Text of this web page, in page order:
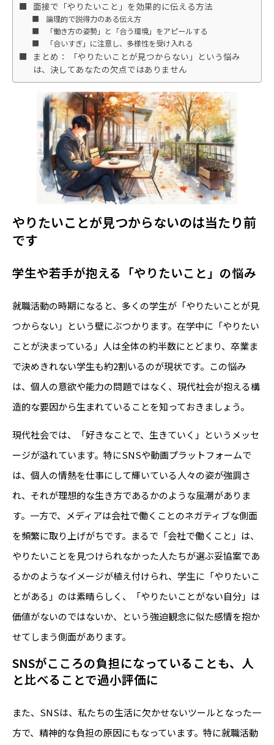
面接で「やりたいこと」を効果的に伝える方法
論理的で説得力のある伝え方
「働き方の姿勢」と「合う環境」をアピールする
「合いすぎ」に注意し、多様性を受け入れる
まとめ： 「やりたいことが見つからない」という悩み
は、決してあなたの欠点ではありません
やりたいことが見つからないのは当たり前
です
学生や若手が抱える「やりたいこと」の悩み
就職活動の時期になると、多くの学生が「やりたいことが見
つからない」という壁にぶつかります。在学中に「やりたい
ことが決まっている」人は全体の約半数にとどまり、卒業ま
で決めきれない学生も約2割いるのが現状です。この悩み
は、個人の意欲や能力の問題ではなく、現代社会が抱える構
造的な要因から生まれていることを知っておきましょう。
現代社会では、「好きなことで、生きていく」というメッセ
ージが溢れています。特にSNSや動画プラットフォームで
は、個人の情熱を仕事にして輝いている人々の姿が強調さ
れ、それが理想的な生き方であるかのような風潮がありま
す。一方で、メディアは会社で働くことのネガティブな側面
を頻繁に取り上げがちです。まるで「会社で働くこと」は、
やりたいことを見つけられなかった人たちが選ぶ妥協案であ
るかのようなイメージが植え付けられ、学生に「やりたいこ
とがある」のは素晴らしく、「やりたいことがない自分」は
価値がないのではないか、という強迫観念に似た感情を抱か
せてしまう側面があります。
SNSがこころの負担になっていることも、人
と比べることで過小評価に
また、SNSは、私たちの生活に欠かせないツールとなった一
方で、精神的な負担の原因にもなっています。特に就職活動